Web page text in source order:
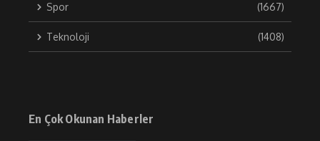
Spor (1667)
Teknoloji (1408)
En Çok Okunan Haberler